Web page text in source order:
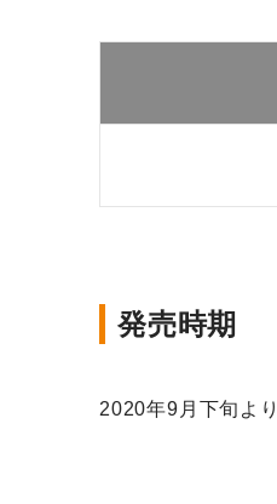
発売時期
2020年9月下旬よ